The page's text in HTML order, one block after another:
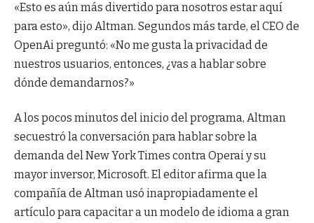
«Esto es aún más divertido para nosotros estar aquí
para esto», dijo Altman. Segundos más tarde, el CEO de
OpenAi preguntó: «No me gusta la privacidad de
nuestros usuarios, entonces, ¿vas a hablar sobre
dónde demandarnos?»
A los pocos minutos del inicio del programa, Altman
secuestró la conversación para hablar sobre la
demanda del New York Times contra Operai y su
mayor inversor, Microsoft. El editor afirma que la
compañía de Altman usó inapropiadamente el
artículo para capacitar a un modelo de idioma a gran